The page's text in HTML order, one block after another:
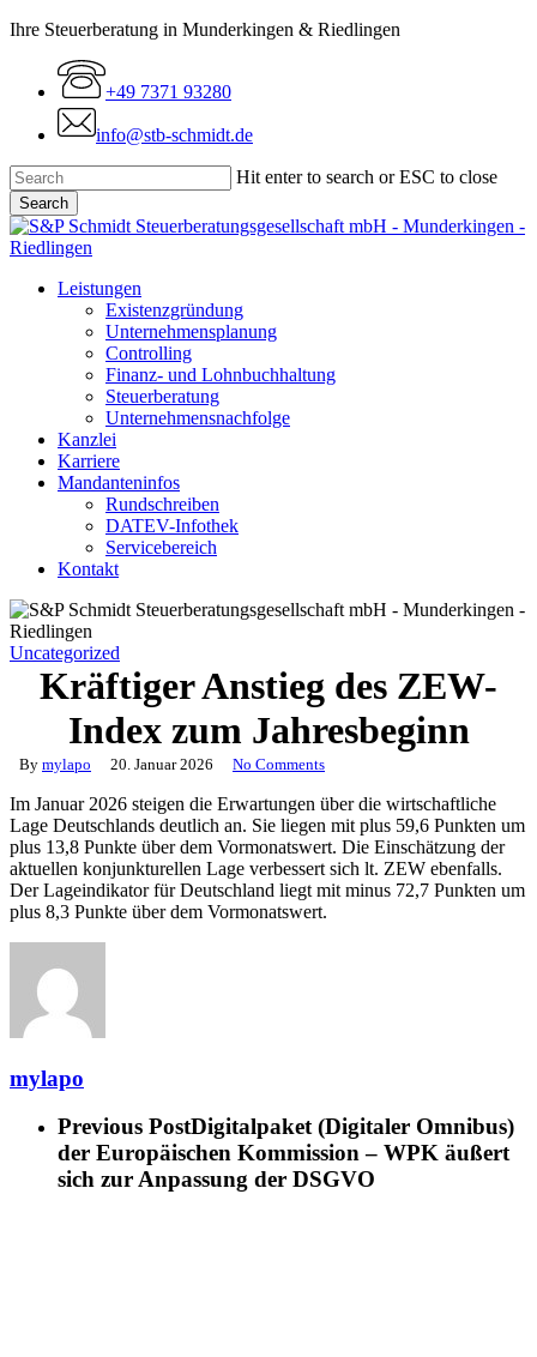
Skip
content
Ihre Steuerberatung in Munderkingen & Riedlingen
+49 7371 93280
info@stb-schmidt.de
Hit enter to search or ESC to close
Search
Close
Search
Menu
Leistungen
Existenzgründung
Unternehmensplanung
Controlling
Finanz- und Lohnbuchhaltung
Steuerberatung
Unternehmensnachfolge
Kanzlei
Karriere
Mandanteninfos
Rundschreiben
DATEV-Infothek
Servicebereich
Kontakt
Uncategorized
Kräftiger Anstieg des ZEW-
Index zum Jahresbeginn
By mylapo 20. Januar 2026 No Comments
Im Januar 2026 steigen die Erwartungen über die wirtschaftliche
Lage Deutschlands deutlich an. Sie liegen mit plus 59,6 Punkten um
plus 13,8 Punkte über dem Vormonatswert. Die Einschätzung der
aktuellen konjunkturellen Lage verbessert sich lt. ZEW ebenfalls.
Der Lageindikator für Deutschland liegt mit minus 72,7 Punkten um
plus 8,3 Punkte über dem Vormonatswert.
mylapo
Previous PostDigitalpaket (Digitaler Omnibus)
der Europäischen Kommission – WPK äußert
sich zur Anpassung der DSGVO